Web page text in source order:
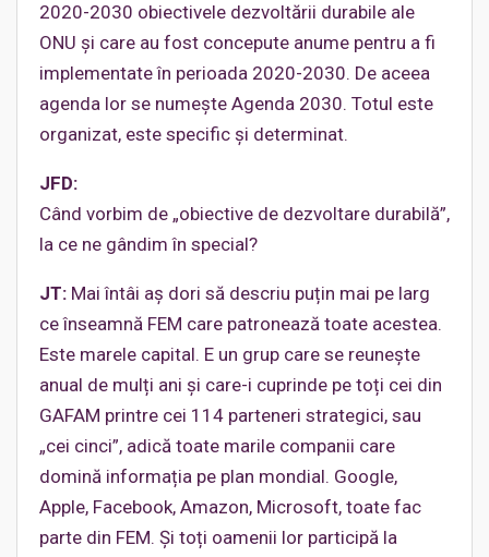
2020-2030 obiectivele dezvoltării durabile ale
ONU și care au fost concepute anume pentru a fi
implementate în perioada 2020-2030. De aceea
agenda lor se numește Agenda 2030. Totul este
organizat, este specific și determinat.
JFD:
Când vorbim de „obiective de dezvoltare durabilă”,
la ce ne gândim în special?
JT: Mai întâi aș dori să descriu puțin mai pe larg
ce înseamnă FEM care patronează toate acestea.
Este marele capital. E un grup care se reunește
anual de mulți ani și care-i cuprinde pe toți cei din
GAFAM printre cei 114 parteneri strategici, sau
„cei cinci”, adică toate marile companii care
domină informația pe plan mondial. Google,
Apple, Facebook, Amazon, Microsoft, toate fac
parte din FEM. Și toți oamenii lor participă la